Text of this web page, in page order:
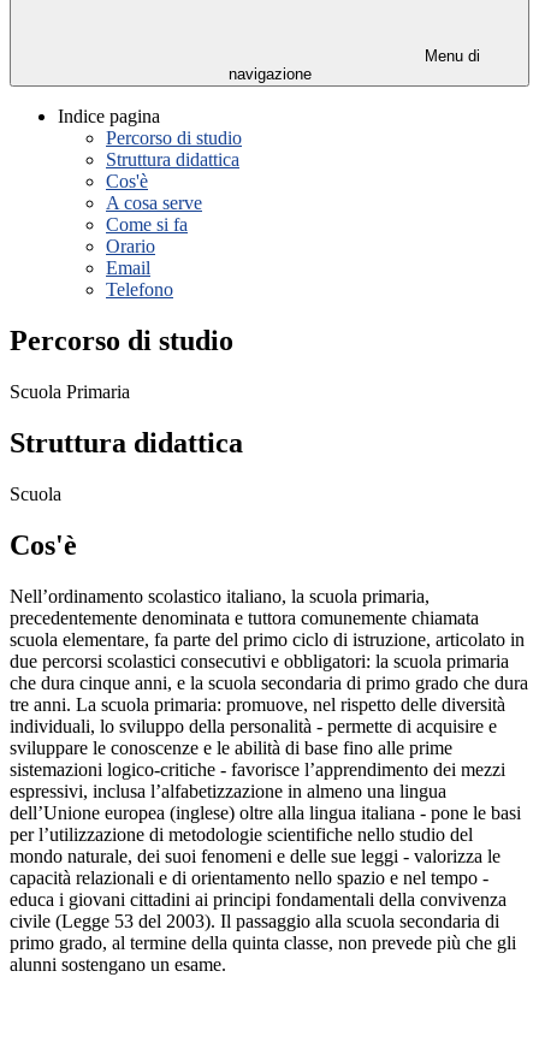
Menu di
navigazione
Indice pagina
Percorso di studio
Struttura didattica
Cos'è
A cosa serve
Come si fa
Orario
Email
Telefono
Percorso di studio
Scuola Primaria
Struttura didattica
Scuola
Cos'è
Nell’ordinamento scolastico italiano, la scuola primaria,
precedentemente denominata e tuttora comunemente chiamata
scuola elementare, fa parte del primo ciclo di istruzione, articolato in
due percorsi scolastici consecutivi e obbligatori: la scuola primaria
che dura cinque anni, e la scuola secondaria di primo grado che dura
tre anni. La scuola primaria: promuove, nel rispetto delle diversità
individuali, lo sviluppo della personalità - permette di acquisire e
sviluppare le conoscenze e le abilità di base fino alle prime
sistemazioni logico-critiche - favorisce l’apprendimento dei mezzi
espressivi, inclusa l’alfabetizzazione in almeno una lingua
dell’Unione europea (inglese) oltre alla lingua italiana - pone le basi
per l’utilizzazione di metodologie scientifiche nello studio del
mondo naturale, dei suoi fenomeni e delle sue leggi - valorizza le
capacità relazionali e di orientamento nello spazio e nel tempo -
educa i giovani cittadini ai principi fondamentali della convivenza
civile (Legge 53 del 2003). Il passaggio alla scuola secondaria di
primo grado, al termine della quinta classe, non prevede più che gli
alunni sostengano un esame.